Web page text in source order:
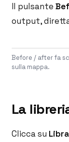
Il pulsante
output,
Before / after fa
sulla mappa.
La
Clicca su